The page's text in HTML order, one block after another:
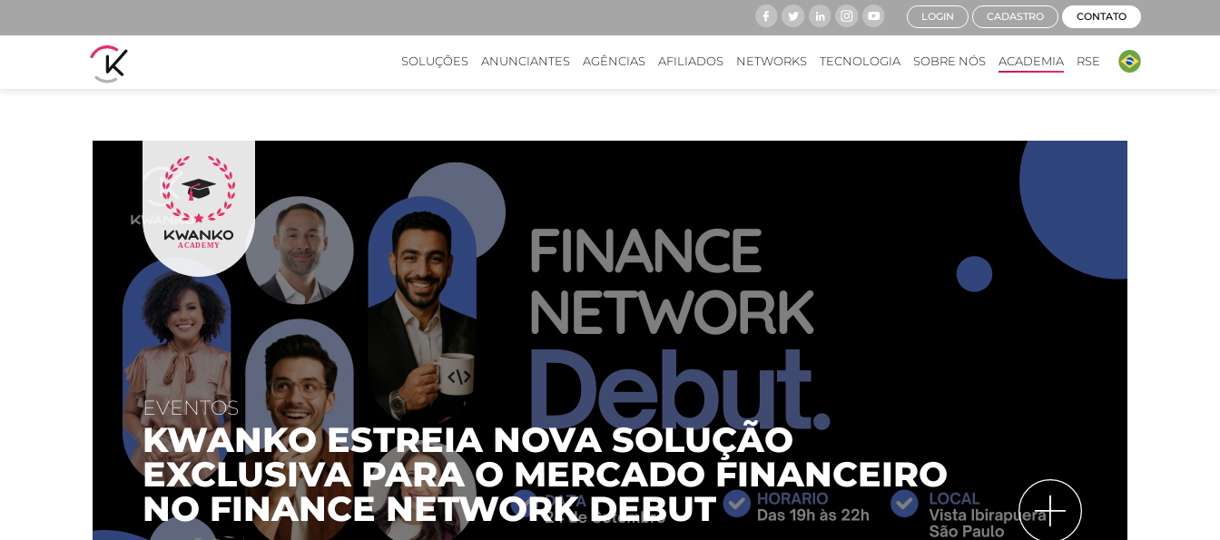
SOLUÇÕES ANUNCIANTES AGÊNCIAS AFILIADOS NETWORKS TECNOLOGIA SOBRE NÓS ACADEMIA RSE
LOGIN CADASTRO CONTATO
CAS D'OR
CASO I-RUN, THANKYOU ANALYTICS E
KWANKO: DESCUBRA COMO A I-RUN
REPENSOU O SEU MARKETING MIX E
DESENVOLVEU UMA ATRIBUIÇÃO
MULTICANAL